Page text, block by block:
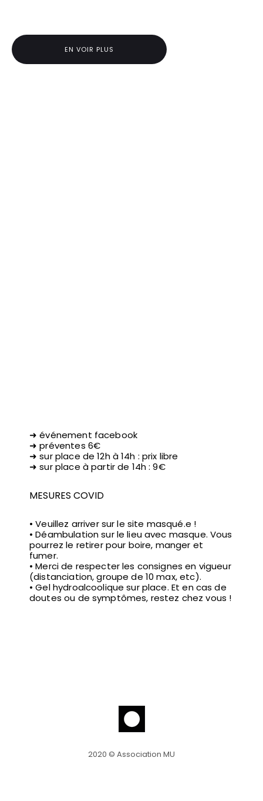
EN VOIR PLUS
➜événement facebook
➜préventes 6€
➜ sur place de 12h à 14h : prix libre
➜ sur place à partir de 14h : 9€
MESURES COVID
• Veuillez arriver sur le site masqué.e !
• Déambulation sur le lieu avec masque. Vous
pourrez le retirer pour boire, manger et
fumer.
• Merci de respecter les consignes en vigueur
(distanciation, groupe de 10 max, etc).
• Gel hydroalcoolique sur place. Et en cas de
doutes ou de symptômes, restez chez vous !
2020 © Association MU